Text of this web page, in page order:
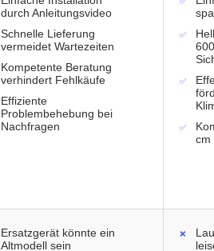
durch Anleitungsvideo
Schnelle Lieferung
vermeidet Wartezeiten
Kompetente Beratung
verhindert Fehlkäufe
Effiziente
Problembehebung bei
Nachfragen
cm
Ersatzgerät könnte ein
Altmodell sein